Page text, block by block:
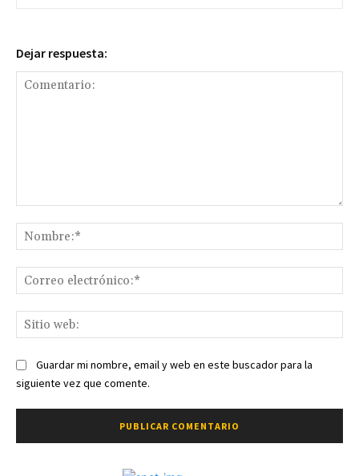
Dejar respuesta:
Guardar mi nombre, email y web en este buscador para la
siguiente vez que comente.